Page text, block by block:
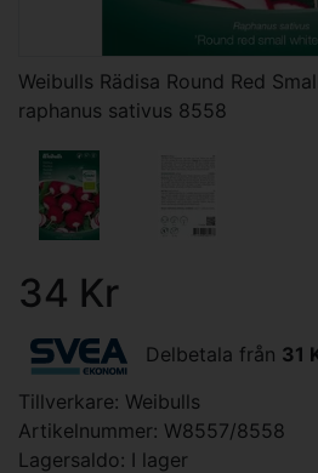
Weibulls Rädisa Round Red
raphanus sativus 8558
34 Kr
Delbetala från 31
Tillverkare: Weibulls
Artikelnummer: W8557/8558
Lagersaldo: I lager